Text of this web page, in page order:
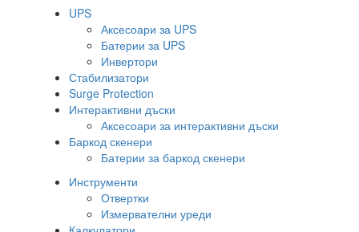
UPS
Аксесоари за UPS
Батерии за UPS
Инвертори
Стабилизатори
Surge Protection
Интерактивни дъски
Аксесоари за интерактивни дъски
Баркод скенери
Батерии за баркод скенери
Инструменти
Отвертки
Измервателни уреди